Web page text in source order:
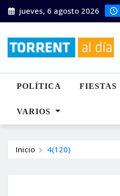
Saltar
al
jueves, 6 agosto 2026
POLÍTICA FIESTAS
VARIOS
Inicio 4(120)